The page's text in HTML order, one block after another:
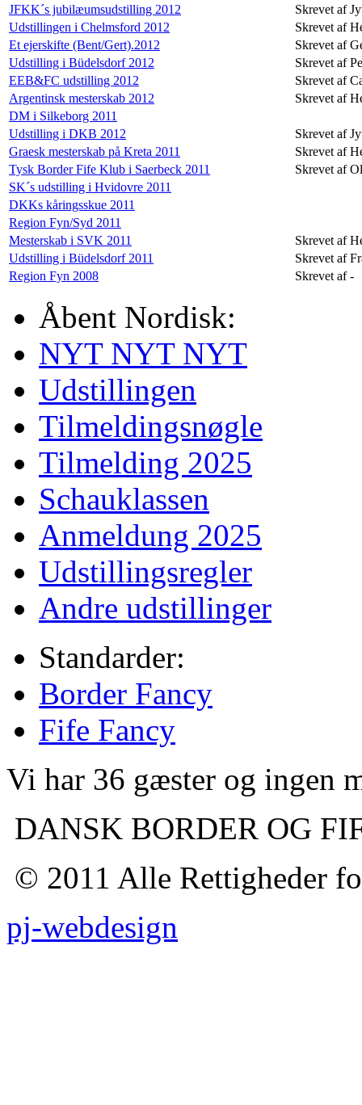
JFKK´s jubilæumsudstilling 2012
Skrevet af
Udstillingen i Chelmsford 2012
Skrevet af
Et ejerskifte (Bent/Gert).2012
Skrevet af
Udstilling i Büdelsdorf 2012
Skrevet af
EEB&FC udstilling 2012
Skrevet af
Argentinsk mesterskab 2012
Skrevet af
DM i Silkeborg 2011
Udstilling i DKB 2012
Skrevet af
Graesk mesterskab på Kreta 2011
Skrevet af
Tysk Border Fife Klub i Saerbeck 2011
Skrevet af
SK´s udstilling i Hvidovre 2011
DKKs kåringsskue 2011
Region Fyn/Syd 2011
Mesterskab i SVK 2011
Skrevet af
Udstilling i Büdelsdorf 2011
Skrevet af
Region Fyn 2008
Skrevet af -
Åbent Nordisk:
NYT NYT NYT
Udstillingen
Tilmeldingsnøgle
Tilmelding 2025
Schauklassen
Anmeldung 2025
Udstillingsregler
Andre udstillinger
Standarder:
Border Fancy
Fife Fancy
Vi har 36 gæster og ingen
DANSK BORDER OG
© 2011 Alle Rettigheder
pj-webdesign